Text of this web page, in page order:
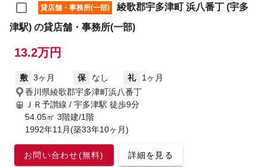
貸店舗・事務所(一部)
綾歌郡宇多津町 浜八番丁 (宇多
津駅) の貸店舗・事務所(一部)
13.2万円
敷 3ヶ月 保 なし 礼
1ヶ月
香川県綾歌郡宇多津町浜八番丁
ＪＲ予讃線 / 宇多津駅 徒歩9分
54.05㎡ 3階建/1階
1992年11月(築33年10ヶ月)
お問い合わせ(無料) 詳細を見る